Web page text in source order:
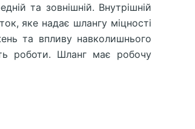
та зовнішній. Внутрішній
яке надає шлангу міцності
та впливу навколишнього
роботи. Шланг має робочу